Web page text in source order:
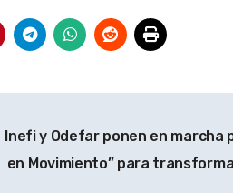
Inefi y Odefar ponen en marcha
en Movimiento” para